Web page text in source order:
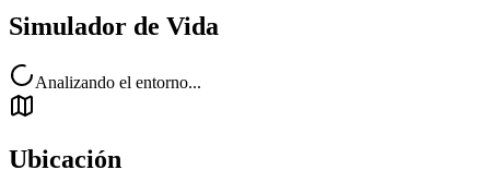
Simulador de Vida
Analizando el entorno...
Ubicación